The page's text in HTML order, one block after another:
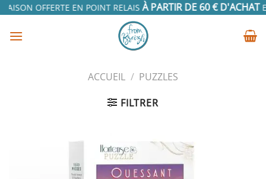
Passer
contenu
OFFERTE EN POINT RELAISÀ PARTIR DE 60 € D'ACHAT
ACCUEIL / PUZZLES
FILTRER